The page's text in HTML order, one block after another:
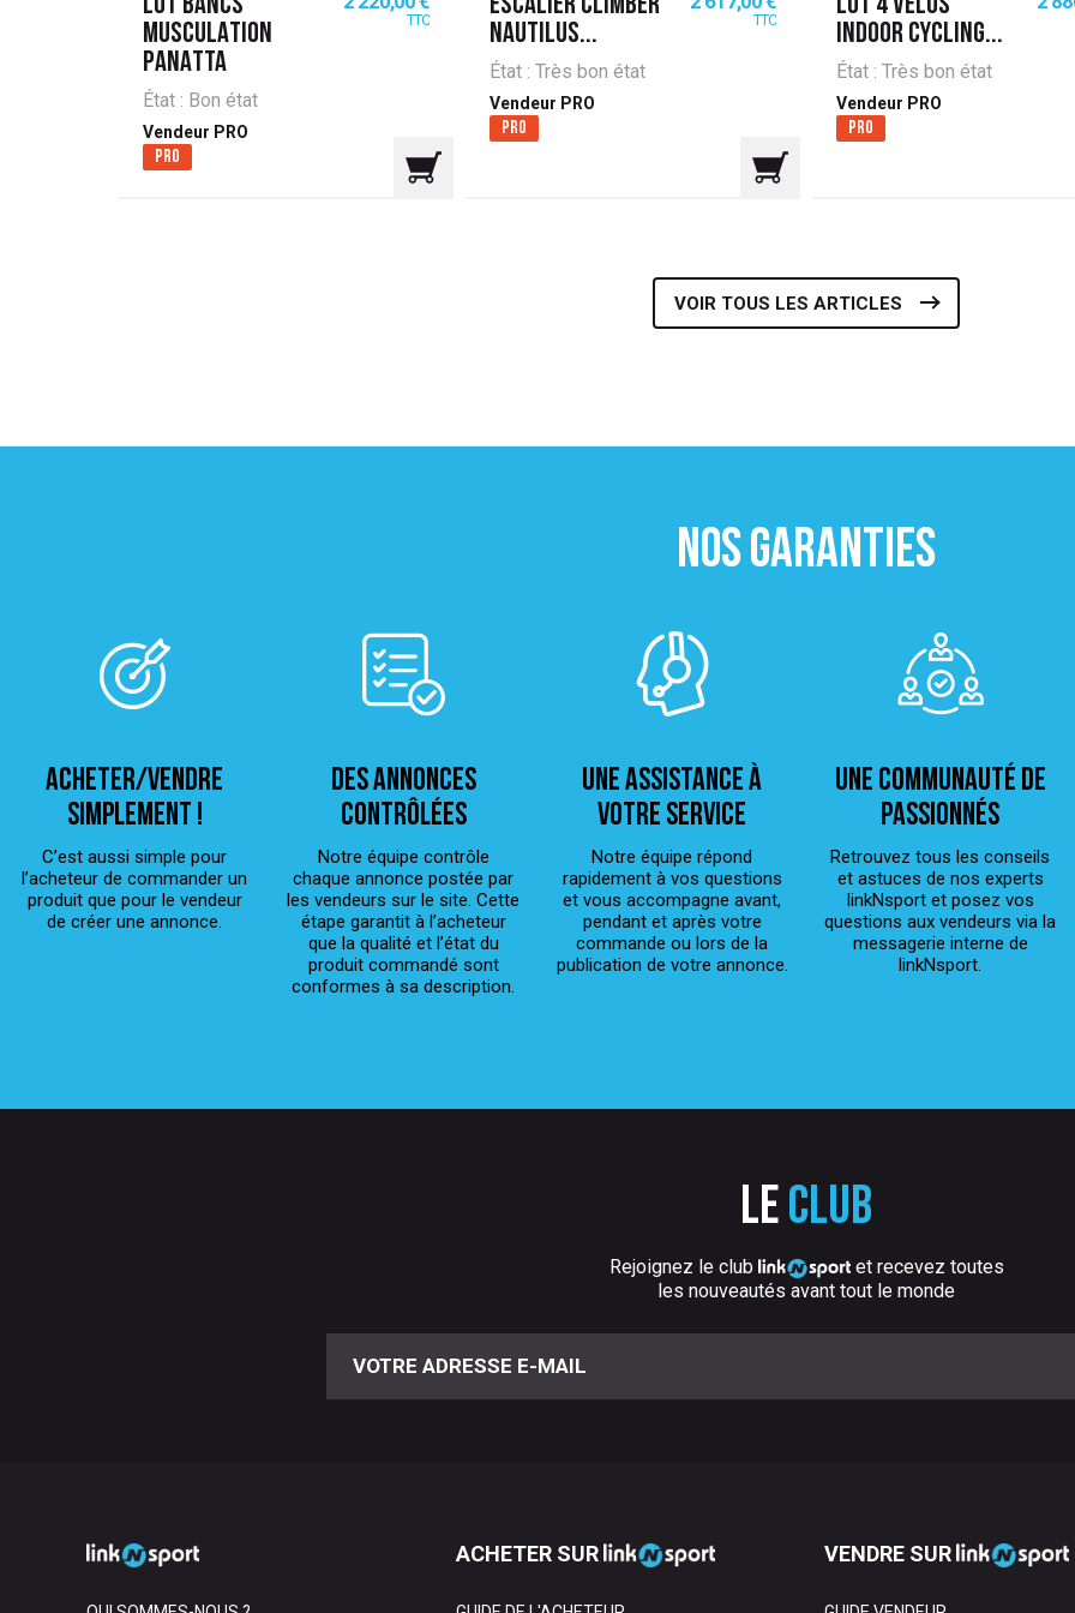
MUSCULATION
PANATTA
TTC
État : Bon état
Vendeur PRO
Pro
NAUTILUS...
TTC
État : Très bon état
Vendeur PRO
Pro
INDOOR CYCLING...
État : Très bon état
Vendeur PRO
Pro
VOIR TOUS LES ARTICLES
NOS GARANTIES
ACHETER/VENDRE
simplement !
C’est aussi simple pour
l’acheteur de commander un
produit que pour le vendeur
de créer une annonce.
Des annonces
contrôlées
Notre équipe contrôle
chaque annonce postée par
les vendeurs sur le site. Cette
étape garantit à l’acheteur
que la qualité et l’état du
produit commandé sont
conformes à sa description.
Une assistance à
votre service
Notre équipe répond
rapidement à vos questions
et vous accompagne avant,
pendant et après votre
commande ou lors de la
publication de votre annonce.
Une Communauté de
passionnés
Retrouvez tous les conseils
et astuces de nos experts
linkNsport et posez vos
questions aux vendeurs via la
messagerie interne de
linkNsport.
Le club
Rejoignez le club
et recevez toutes
les nouveautés avant tout le monde
ACHETER SUR VENDRE SUR